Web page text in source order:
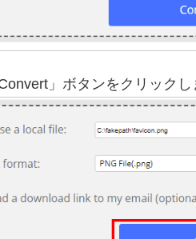
」ボタンをクリックし